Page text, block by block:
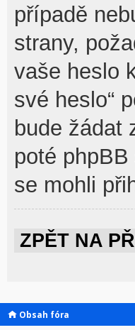
případě
strany,
vaše heslo
své heslo“
bude žádat
poté
se mohli
ZPĚT NA
Obsah fóra